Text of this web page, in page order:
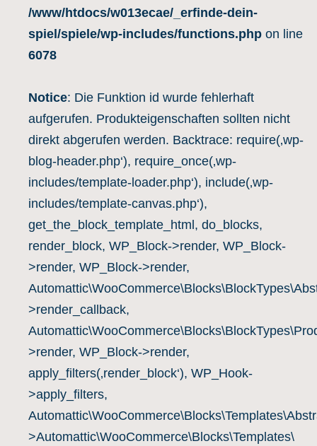
/www/htdocs/w013ecae/_erfinde-dein-
spiel/spiele/wp-includes/functions.php on line
6078
Notice: Die Funktion id wurde fehlerhaft
aufgerufen. Produkteigenschaften sollten nicht
direkt abgerufen werden. Backtrace: require(‚wp-
blog-header.php‘), require_once(‚wp-
includes/template-loader.php‘), include(‚wp-
includes/template-canvas.php‘),
get_the_block_template_html, do_blocks,
render_block, WP_Block->render, WP_Block-
>render, WP_Block->render,
>render_callback,
>render, WP_Block->render,
apply_filters(‚render_block‘), WP_Hook-
>apply_filters,
>Automattic\WooCommerce\Blocks\Templates\